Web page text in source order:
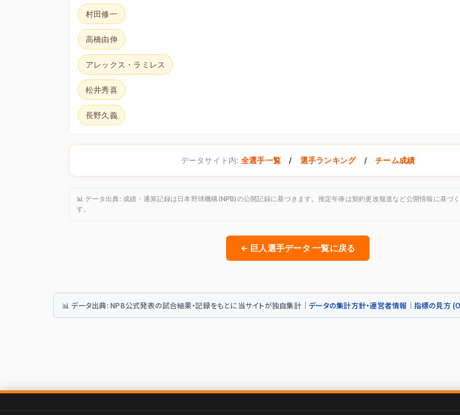
村田修一
高橋由伸
アレックス・ラミレス
松井秀喜
長野久義
データサイト内: 全選手一覧 / 選手ランキング/チーム成績
📊 データ出典: 成績・通算記録は日本野球機構(NPB)の公開記録に基づきます。推定年俸は契約更改報道など公開情報に基づ
す。
← 巨人選手データ 一覧に戻る
📊 データ出典: NPB公式発表の試合結果・記録をもとに当サイトが独自集計｜ データの集計方針・運営者情報 ｜ 指標の見方